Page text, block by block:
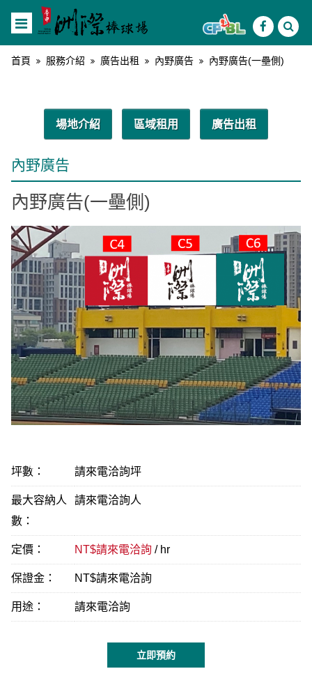
首頁 服務介紹 廣告出租 內野廣告 內野廣告(一壘側)
場地介紹 區域租用 廣告出租
內野廣告
內野廣告(一壘側)
坪數： 請來電洽詢坪
最大容納人
數：
請來電洽詢人
定價： NT$請來電洽詢 / hr
保證金： NT$請來電洽詢
用途： 請來電洽詢
立即預約